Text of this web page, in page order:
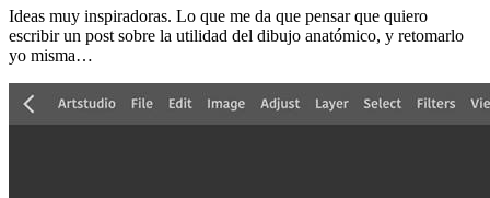
Ideas muy inspiradoras. Lo que me da que pensar que quiero
escribir un post sobre la utilidad del dibujo anatómico, y retomarlo
yo misma…